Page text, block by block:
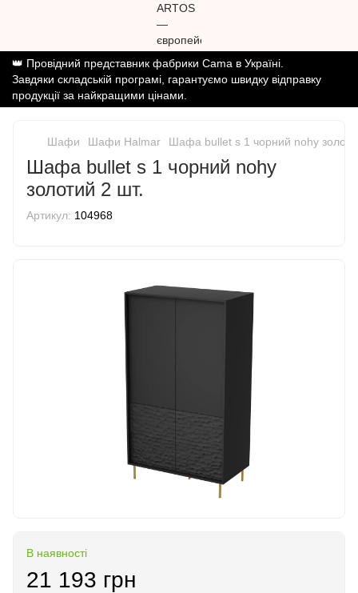
👑 Провідний представник фабрики Cama в Україні.
Завдяки складській програмі, гарантуємо швидку відправку
продукції за найкращими цінами.
Шафи Шафи Halmar Шафа bullet s 1 чорний nohy
Шафа bullet s 1 чорний nohy
золотий 2 шт.
Артикул: 104968
В наявності
21 193 грн